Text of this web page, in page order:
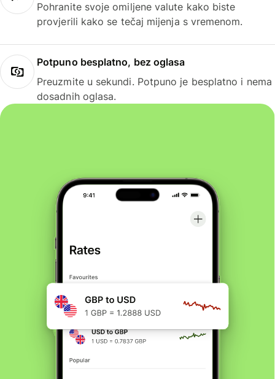
Pohranite svoje omiljene valute kako biste
provjerili kako se tečaj mijenja s vremenom.
Potpuno besplatno, bez oglasa
Preuzmite u sekundi. Potpuno je besplatno i nema
dosadnih oglasa.